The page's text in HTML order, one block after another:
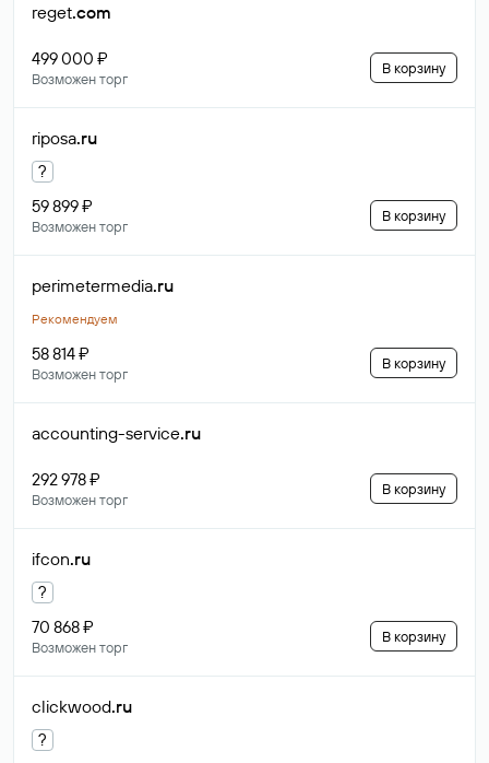
reget.com
499 000 ₽
Возможен торг
В корзину
riposa.ru
?
59 899 ₽
Возможен торг
В корзину
perimetermedia.ru
Рекомендуем
58 814 ₽
Возможен торг
В корзину
accounting-service.ru
292 978 ₽
Возможен торг
В корзину
ifcon.ru
?
70 868 ₽
Возможен торг
В корзину
clickwood.ru
?